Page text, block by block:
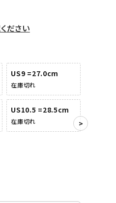
ださい
US9 =27.0cm
在庫切れ
US10.5 =28.5cm
在庫切れ